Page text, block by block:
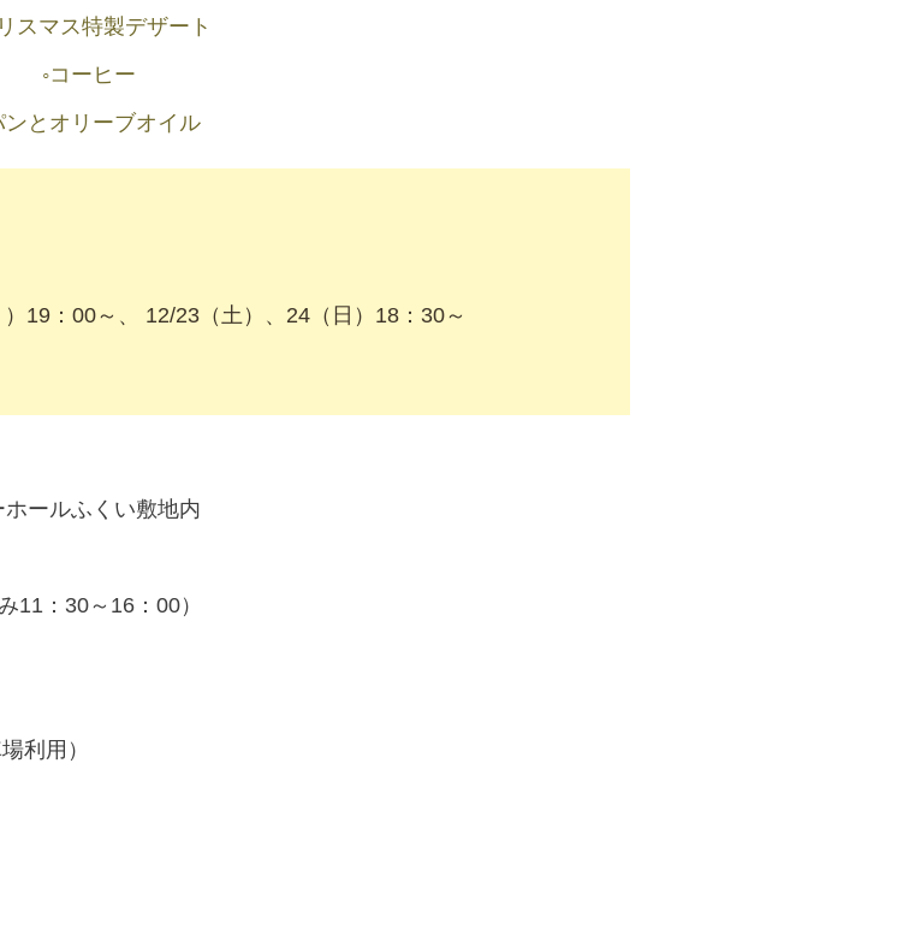
スマス特製デザート
◦コーヒー
ンとオリーブオイル
19：00～、 12/23（土）、24（日）18：30～
ホールふくい敷地内
11：30～16：00）
利用）